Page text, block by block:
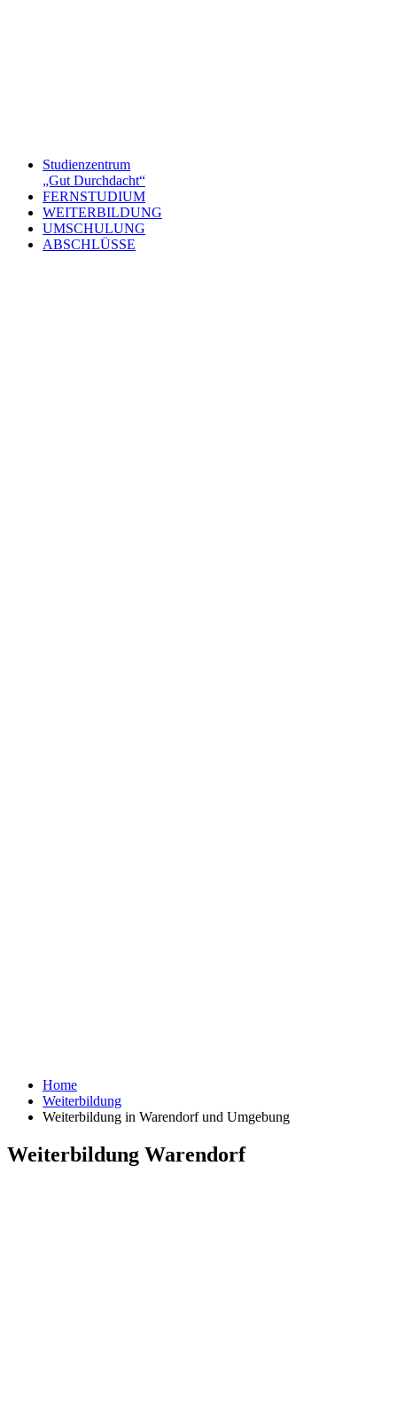
Studienzentrum
„Gut Durchdacht“
FERNSTUDIUM
WEITERBILDUNG
UMSCHULUNG
ABSCHLÜSSE
Home
Weiterbildung
Weiterbildung in Warendorf und Umgebung
Weiterbildung Warendorf